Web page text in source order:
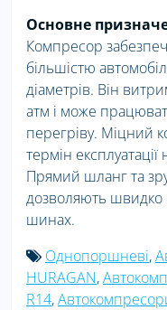
Основне
Компресор
більшістю
діаметрів. Він
атм і може
перегріву. Міцний
термін
Прямий шланг та
дозволяють швидко
шинах.
Однопоршневі,
HURAGAN,
R14,